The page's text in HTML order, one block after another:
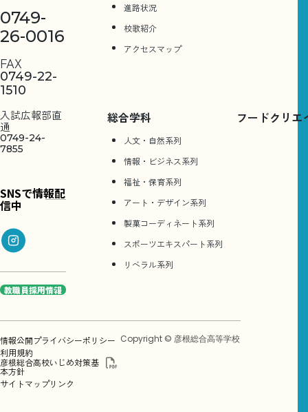
0749-
26-0016
FAX
0749-22-
1510
入試広報部直
通
0749-24-
7855
SNSで情報配
信中
教職員採用情報
進路状況
校歌紹介
アクセスマップ
総合学科
人文・自然系列
情報・ビジネス系列
福祉・保育系列
アート・デザイン系列
製菓コーディネート系列
スポーツエキスパート系列
リベラル系列
フードクリエ
情報公開プライバシーポリシー
利用規約
彦根総合高校いじめ対策基
本方針
サイトマップリンク
Copyright © 彦根総合高等学校